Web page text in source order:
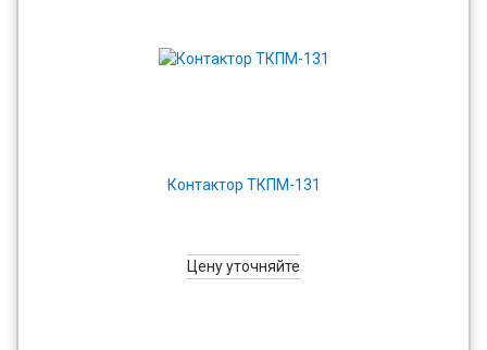
Контактор ТКПМ-131
Цену уточняйте